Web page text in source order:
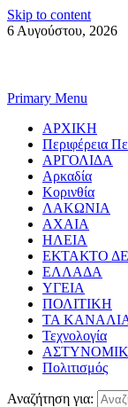
Skip to content
6 Αυγούστου, 2026
Primary Menu
ΑΡΧΙΚΗ
Περιφέρεια
ΑΡΓΟΛΙΔΑ
Αρκαδία
Κορινθία
ΛΑΚΩΝΙΑ
ΑΧΑΙΑ
ΗΛΕΙΑ
ΕΚΤΑΚΤΟ
ΕΛΛΑΔΑ
ΥΓΕΙΑ
ΠΟΛΙΤΙΚΗ
ΤΑ
Τεχνολογία
Πολιτισμός
Αναζήτηση για: